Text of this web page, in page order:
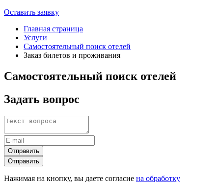
Оставить заявку
Главная страница
Услуги
Самостоятельный поиск отелей
Заказ билетов и проживания
Самостоятельный поиск отелей
Задать вопрос
Отправить
Отправить
Нажимая на кнопку, вы даете согласие на обработку